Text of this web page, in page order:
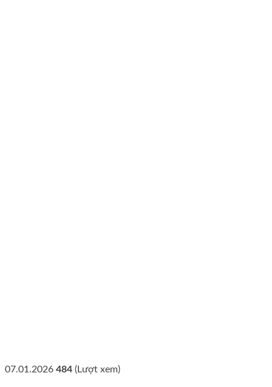
07.01.2026 484 (Lượt xem)